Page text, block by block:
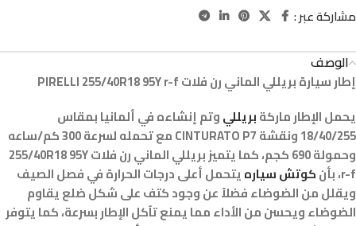
مشاركة عبر :
الوصف
إطار سيارة بريللي الماني رن فلات PIRELLI 255/40R18 95Y r-f
يحمل الإطار ماركةبريلليوتم إنشاءه في ألمانيا بمقاس
18/40/255 ونقشة CINTURATO P7 مع تحمله لسرعة 300 كم/ساعه
وحمولة 690 كجم، كما يتميز بريللي الماني رن فلات 255/40R18 95Y
r-f، بأن
كوتش سيارهيتحمل أعلى درجات الحرارة في فصل الصيف
ويقلل من الضوضاء فضلاً عن وجود كتف على شكل ضلع يقاوم
الضوضاء ويحسن من الأداء مما يمنع تآكل الإطار بسرعة، كما يتوفر